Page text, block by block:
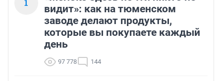
тревоги, страха и возможность выйти из тупика с
помощью карты всё больше теряется. мозг
отказывается сотрудничать!
я научилась справляться с паникой через просьбу о
помощи :)
показываю карту прохожему, прошу указать путь до
нужного места и топаю туда.
1
видит»: как на тюменском
заводе делают продукты,
которые вы покупаете каждый
день
97 778 144